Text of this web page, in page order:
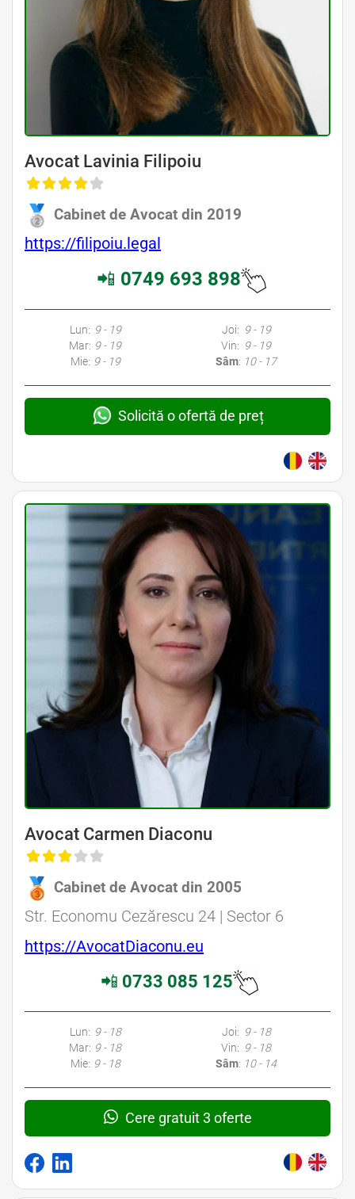
Avocat Lavinia Filipoiu
Cabinet de Avocat din 2019
https://filipoiu.legal
📲 0749 693 898
Lun: 9 - 19
Mar: 9 - 19
Mie: 9 - 19
Joi: 9 - 19
Vin: 9 - 19
Sâm: 10 - 17
Solicită o ofertă de preț
Avocat Carmen Diaconu
Cabinet de Avocat din 2005
Str. Economu Cezărescu 24 | Sector 6
https://AvocatDiaconu.eu
📲 0733 085 125
Lun: 9 - 18
Mar: 9 - 18
Mie: 9 - 18
Joi: 9 - 18
Vin: 9 - 18
Sâm: 10 - 14
Cere gratuit 3 oferte